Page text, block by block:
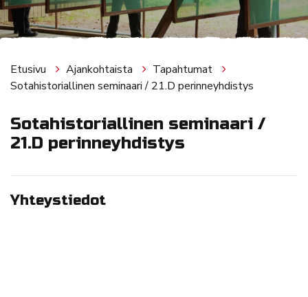
Etusivu Ajankohtaista
Tapahtumat
Sotahistoriallinen seminaari / 21.D perinneyhdistys
Sotahistoriallinen seminaari /
21.D perinneyhdistys
Yhteystiedot